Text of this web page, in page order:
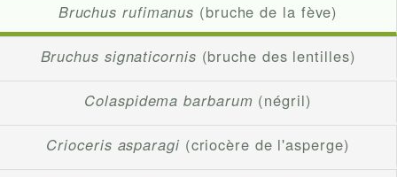
Bruchus rufimanus (bruche de la fève)
Bruchus signaticornis (bruche des lentilles)
Colaspidema barbarum (négril)
Crioceris asparagi(criocère de l'asperge)